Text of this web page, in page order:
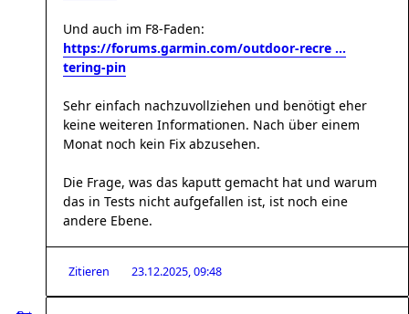
Und auch im F8-Faden:
https://forums.garmin.com/outdoor-recre ...
tering-pin
Sehr einfach nachzuvollziehen und benötigt eher
keine weiteren Informationen. Nach über einem
Monat noch kein Fix abzusehen.
Die Frage, was das kaputt gemacht hat und warum
das in Tests nicht aufgefallen ist, ist noch eine
andere Ebene.
Zitieren 23.12.2025, 09:48